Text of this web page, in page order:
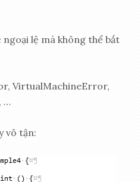
lệ mà không thể bắt
VirtualMachineError,
…
vô tận: